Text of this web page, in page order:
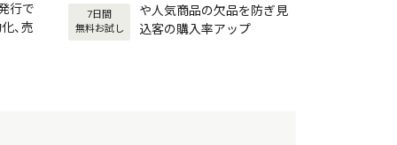
行で
、売
7日間
無料お試し
や人気商品の欠品を防ぎ見
込客の購入率アップ